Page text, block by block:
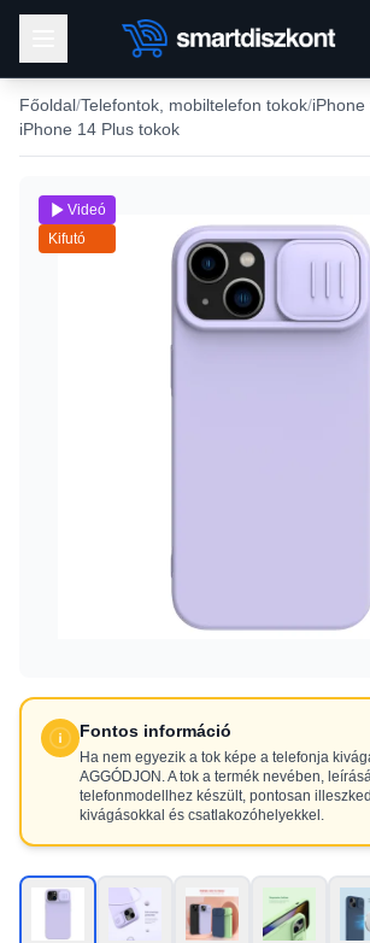
Főoldal Telefontok, mobiltelefon tokok iPhone
iPhone 14 Plus tokok
Fontos információ
Ha nem egyezik a tok képe a telefonja
AGGÓDJON. A tok a termék nevében,
telefonmodellhez készült, pontosan
kivágásokkal és csatlakozóhelyekkel.
Videó
Kifutó